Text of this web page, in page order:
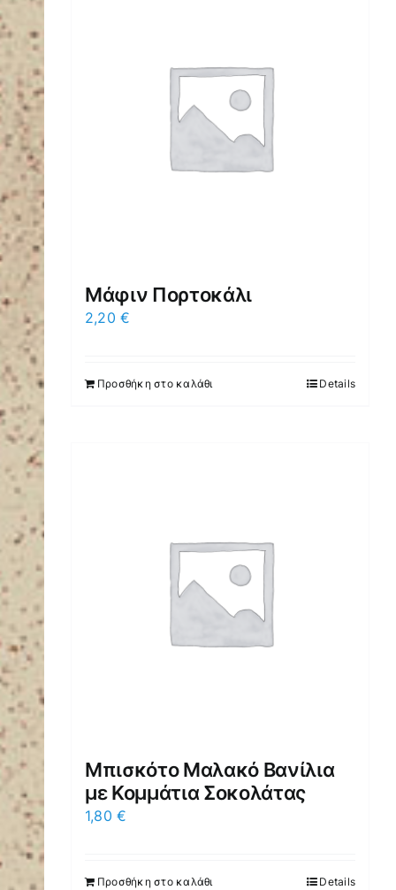
Μάφιν Πορτοκάλι
2,20€
Προσθήκη στο καλάθι Details
Μπισκότο Μαλακό Βανίλια
με Κομμάτια Σοκολάτας
1,80€
Προσθήκη στο καλάθι Details